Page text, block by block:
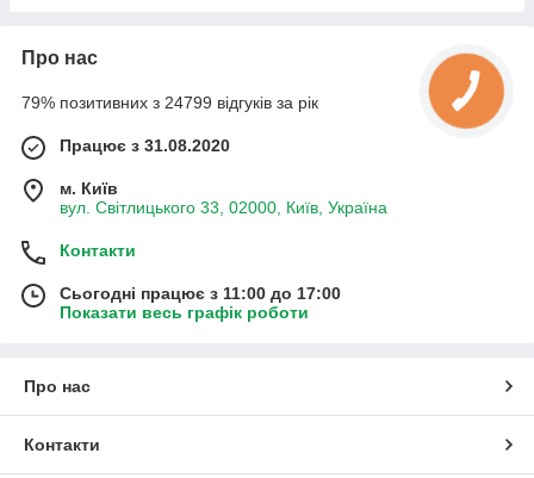
Про нас
79% позитивних з 24799 відгуків за рік
Працює з 31.08.2020
м. Київ
вул. Світлицького 33, 02000, Київ, Україна
Контакти
Сьогодні працює з 11:00 до 17:00
Показати весь графік роботи
Про нас
Контакти